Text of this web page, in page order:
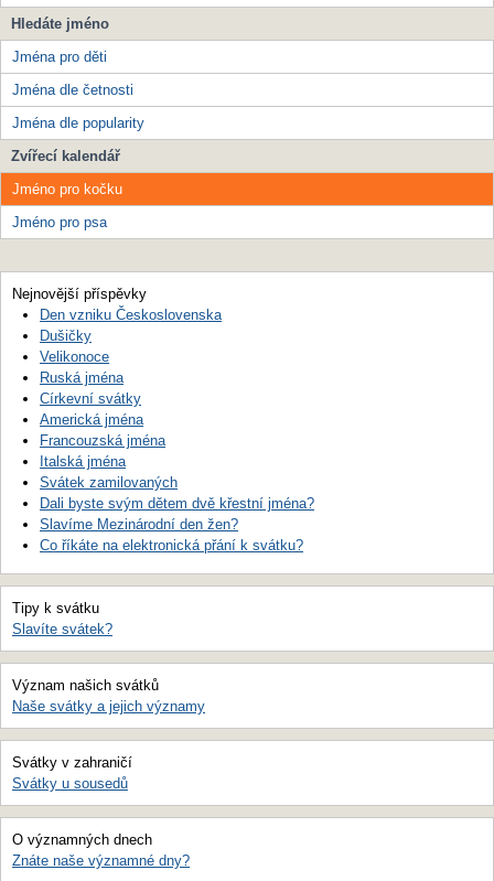
Hledáte jméno
Jména pro děti
Jména dle četnosti
Jména dle popularity
Zvířecí kalendář
Jméno pro kočku
Jméno pro psa
Nejnovější příspěvky
Den vzniku Československa
Dušičky
Velikonoce
Ruská jména
Církevní svátky
Americká jména
Francouzská jména
Italská jména
Svátek zamilovaných
Dali byste svým dětem dvě křestní jména?
Slavíme Mezinárodní den žen?
Co říkáte na elektronická přání k svátku?
Tipy k svátku
Slavíte svátek?
Význam našich svátků
Naše svátky a jejich významy
Svátky v zahraničí
Svátky u sousedů
O významných dnech
Znáte naše významné dny?